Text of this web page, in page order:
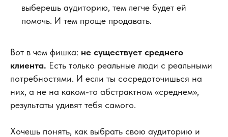
выберешь аудиторию, тем легче будет ей
помочь. И тем проще продавать.
Вот в чем фишка: не существует среднего
клиента. Есть только реальные люди с реальными
потребностями. И если ты сосредоточишься на
них, а не на каком-то абстрактном «среднем»,
результаты удивят тебя самого.
Хочешь понять, как выбрать свою аудиторию и